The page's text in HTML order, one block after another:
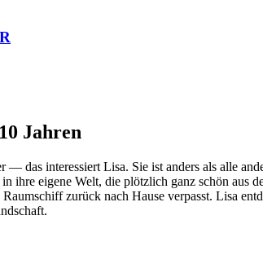
Jahren
das interessiert Lisa. Sie ist anders als alle
ihre eigene Welt, die plötzlich ganz schön aus
zurück nach Hause verpasst. Lisa